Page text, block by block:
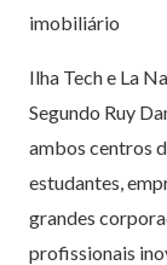
imobiliário
Ilha Tech e La
Segundo Ruy
ambos centros
estudantes,
grandes
profissionais